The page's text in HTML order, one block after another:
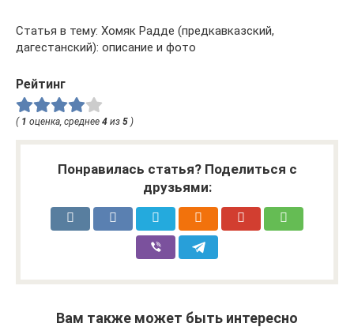
Статья в тему: Хомяк Радде (предкавказский,
дагестанский): описание и фото
Рейтинг
( 1 оценка, среднее 4 из 5 )
Понравилась статья? Поделиться с
друзьями:
Вам также может быть интересно